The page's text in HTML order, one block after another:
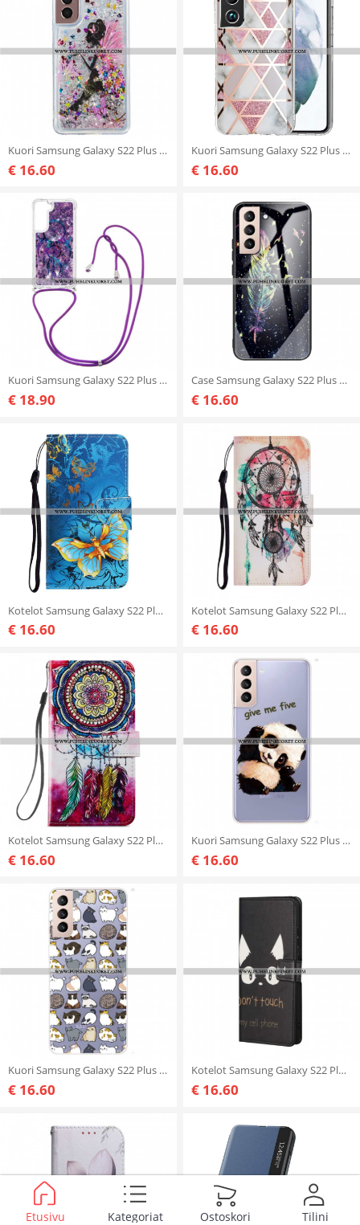
Kuori Samsung Galaxy S22 Plus 5G Glitter Fairy
€ 16.60
Kuori Samsung Galaxy S22 Plus 5G Ultra Design Marble
€ 16.60
Kuori Samsung Galaxy S22 Plus 5G Kiristysnyörillä Paljetin Kiristysnyöri Dream Catcher
€ 18.90
Case Samsung Galaxy S22 Plus 5G Sky Karkaistu Lasi
€ 16.60
Kotelot Samsung Galaxy S22 Plus 5G Suojaketju Kuori Perhosten Hihnan Muunnelmia
€ 16.60
Kotelot Samsung Galaxy S22 Plus 5G Dream Catcher Akvarelli
€ 16.60
Kotelot Samsung Galaxy S22 Plus 5G Taiteellinen Unelmien Sieppaaja
€ 16.60
Kuori Samsung Galaxy S22 Plus 5G Panda Anna Minulle Viisi
€ 16.60
Kuori Samsung Galaxy S22 Plus 5G Huippu Kissat
€ 16.60
Kotelot Samsung Galaxy S22 Plus 5G Älä Koske Kännykkääni
€ 16.60
Etusivu Kategoriat Ostoskori Tilini